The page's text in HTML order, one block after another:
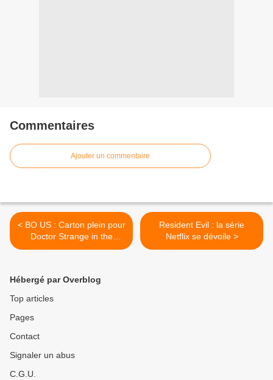
Commentaires
Ajouter un commentaire
< BO US : Carton plein pour
Doctor Strange in the
Multivers of Madness
Resident Evil : la série
Netflix se dévoile >
Hébergé par Overblog
Top articles
Pages
Contact
Signaler un abus
C.G.U.